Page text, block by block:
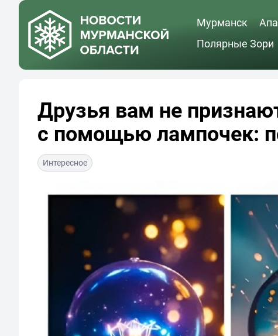
Мурманск
Полярные Зори
Друзья вам не
с помощью лампочек:
Интересное